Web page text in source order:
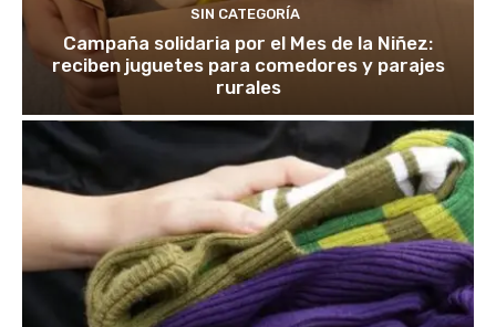
SIN CATEGORÍA
Campaña solidaria por el Mes de la Niñez:
reciben juguetes para comedores y parajes
rurales